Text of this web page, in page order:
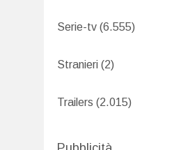
Serie-tv (6.555)
Stranieri (2)
Trailers (2.015)